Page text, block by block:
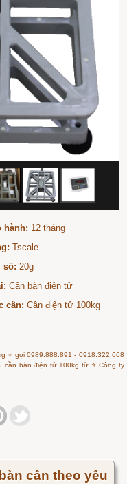
hành: 12 tháng
Tscale
số: 20g
Cân bàn điện tử
cân: Cân điện tử 100kg
⭐ gọi 0989.888.891 - 0918.322.668
cần bàn điện tử 100kg từ ⭐ Công ty
cân theo yêu